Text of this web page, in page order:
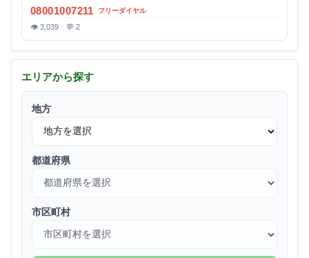
08001007211 フリーダイヤル
👁 3,039 💬 2
エリアから探す
地方
都道府県
市区町村